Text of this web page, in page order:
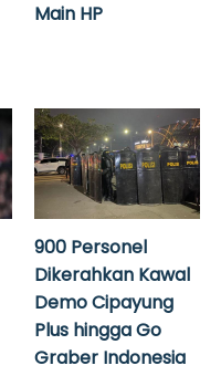
Main HP
900 Personel
Dikerahkan Kawal
Demo Cipayung
Plus hingga Go
Graber Indonesia